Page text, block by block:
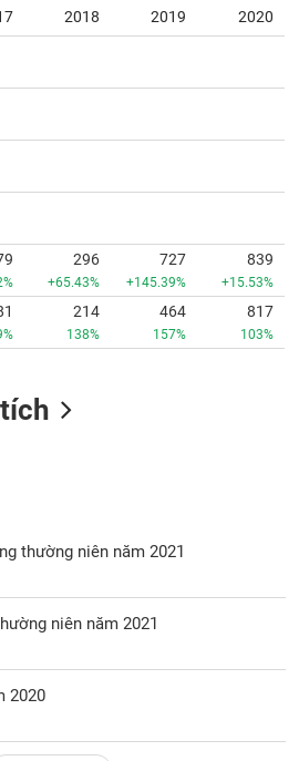
2018 2019
2020
296
+65.43%
727
+145.39%
839
+15.53%
214
138%
464
157%
817
103%
thường niên năm 2021
niên năm 2021
2020